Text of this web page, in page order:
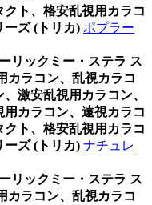
ト、格安乱視用カラコ
ーズ (トリカ) ポプラー
リックミー・ステラ ス
カラコン、乱視カラコ
激安乱視用カラコン、
カラコン、遠視カラコ
ト、格安乱視用カラコ
ーズ (トリカ) ナチュレ
リックミー・ステラ ス
カラコン、乱視カラコ